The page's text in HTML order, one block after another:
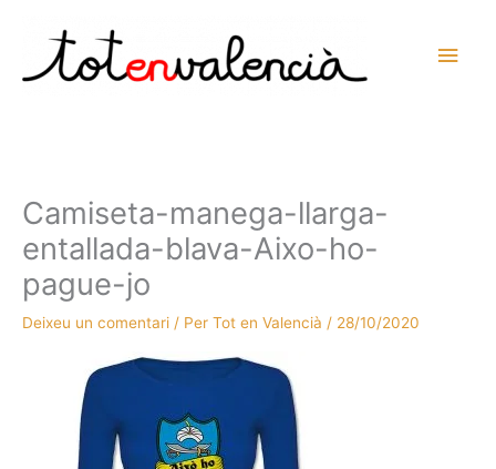
contingut
Camiseta-manega-llarga-
entallada-blava-Aixo-ho-
pague-jo
Deixeu un comentari / Per Tot en Valencià / 28/10/2020